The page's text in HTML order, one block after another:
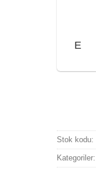
E
Stok kodu:
Kategoriler: